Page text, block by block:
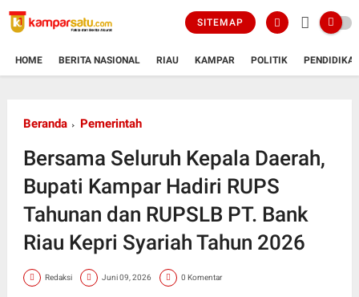
SITEMAP
HOME BERITA NASIONAL RIAU KAMPAR POLITIK
Beranda Pemerintah
Bersama Seluruh Kepala Daerah,
Bupati Kampar Hadiri RUPS
Tahunan dan RUPSLB PT. Bank
Riau Kepri Syariah Tahun 2026
Redaksi Juni 09, 2026 0 Komentar